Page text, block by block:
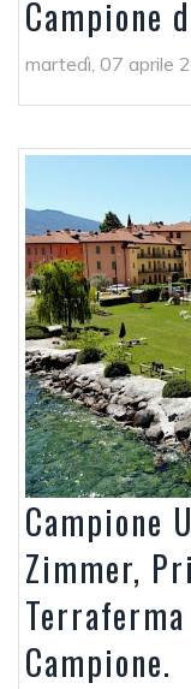
Campione
martedì, 07 aprile
Campione
Zimmer,
Campione.